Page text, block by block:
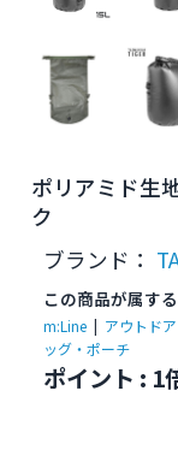
ポリアミド生
ク
ブランド：
この商品が属す
m:Line | アウトドア
ッグ・ポーチ
ポイント : 1